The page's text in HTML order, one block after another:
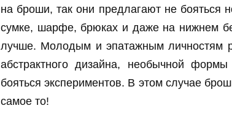
на броши, так они предлагают не бояться
сумке, шарфе, брюках и даже на нижнем
лучше. Молодым и эпатажным личностям
абстрактного дизайна, необычной
бояться экспериментов. В этом случае
самое то!